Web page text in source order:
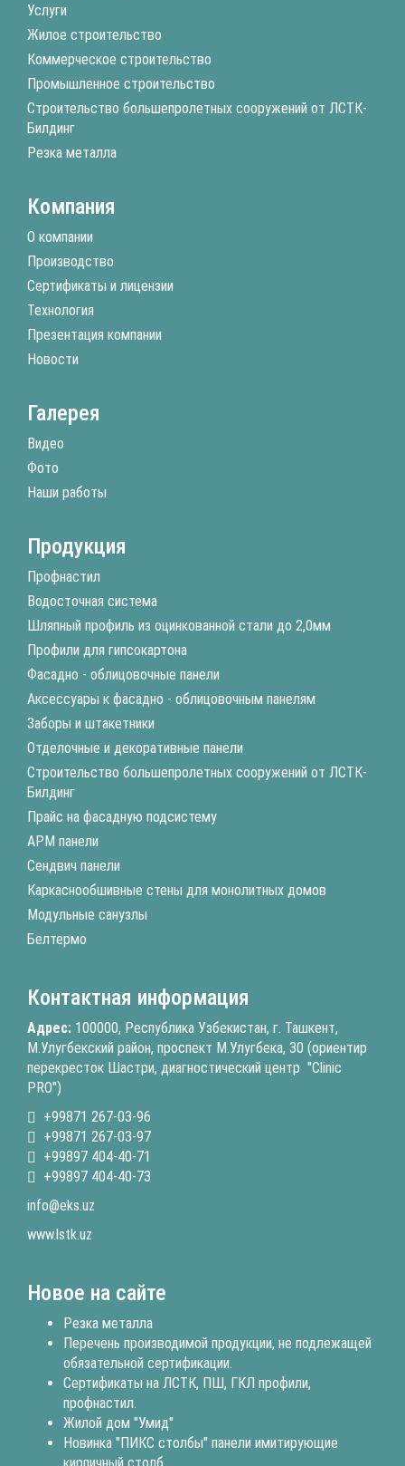
Услуги
Жилое строительство
Коммерческое строительство
Промышленное строительство
Строительство большепролетных сооружений от ЛСТК-
Билдинг
Резка металла
Компания
О компании
Производство
Сертификаты и лицензии
Технология
Презентация компании
Новости
Галерея
Видео
Фото
Наши работы
Продукция
Профнастил
Водосточная система
Шляпный профиль из оцинкованной стали до 2,0мм
Профили для гипсокартона
Фасадно - облицовочные панели
Аксессуары к фасадно - облицовочным панелям
Заборы и штакетники
Отделочные и декоративные панели
Строительство большепролетных сооружений от ЛСТК-
Билдинг
Прайс на фасадную подсистему
АРМ панели
Сендвич панели
Каркаснообшивные стены для монолитных домов
Модульные санузлы
Белтермо
Контактная информация
Адрес: 100000, Республика Узбекистан, г. Ташкент,
М.Улугбекский район, проспект М.Улугбека, 30 (ориентир
перекресток Шастри, диагностический центр "Clinic
PRO")
+99871 267-03-96
+99871 267-03-97
+99897 404-40-71
+99897 404-40-73
info@eks.uz
www.lstk.uz
Новое на сайте
Резка металла
Перечень производимой продукции, не подлежащей
обязательной сертификации.
Сертификаты на ЛСТК, ПШ, ГКЛ профили,
профнастил.
Жилой дом "Умид"
Новинка "ПИКС столбы" панели имитирующие